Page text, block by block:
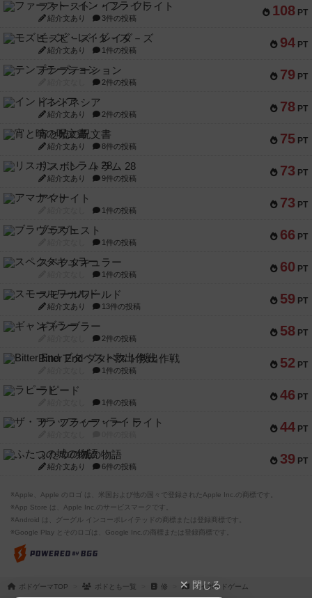
108 PT
ファースト・イン・フライト
紹介文あり 3件の投稿
94 PT
モズビ－ズ・レイダ－ズ
紹介文あり 1件の投稿
79 PT
テンプテーション
2件の投稿
78 PT
インドネシア
紹介文あり 2件の投稿
75 PT
宵と暁の呪文書
紹介文あり 8件の投稿
73 PT
リスボン・トラム 28
紹介文あり 9件の投稿
73 PT
アマナイト
1件の投稿
66 PT
ブラヴェスト
1件の投稿
60 PT
スペクタキュラー
1件の投稿
59 PT
スモールワールド
紹介文あり 13件の投稿
58 PT
ギャンブラー
2件の投稿
52 PT
Bitter End ブタペスト救出作戦
1件の投稿
46 PT
ラピード
1件の投稿
44 PT
ザ・フラッフィー・ライト
39 PT
ふたつの城の物語
紹介文あり 6件の投稿
※Apple、Apple のロゴ は、米国および他の国々で登録されたApple Inc.の商標です。
※App Store は、Apple Inc.のサービスマークです。
※Android は、グーグル インコーポレイテッドの商標または登録商標です。
※Google Play とそのロゴは、Google Inc.の商標または登録商標です。
ボドゲーマTOP ボドとも一覧 修 マイボードゲーム
閉じる